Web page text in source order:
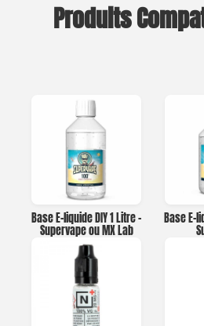
Produits
Base E-liquide DIY 1 Litre –
Supervape ou MX Lab
Base E-